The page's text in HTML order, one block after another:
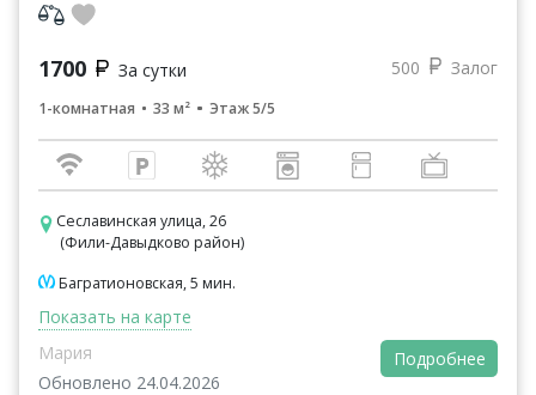
1700 За сутки 500 Залог
1-комнатная 33 м² Этаж 5/5
Сеславинская улица, 26
(Фили-Давыдково район)
Багратионовская, 5 мин.
Показать на карте
Мария
Обновлено 24.04.2026
Подробнее